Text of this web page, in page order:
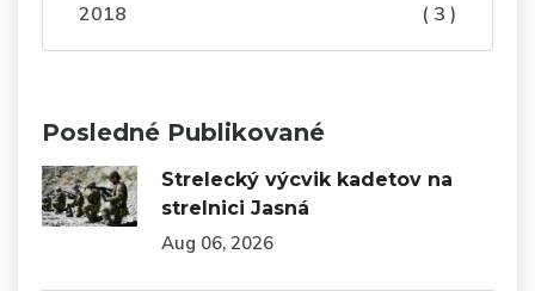
2018 ( 3 )
Posledné Publikované
Strelecký výcvik kadetov na
strelnici Jasná
Aug 06, 2026